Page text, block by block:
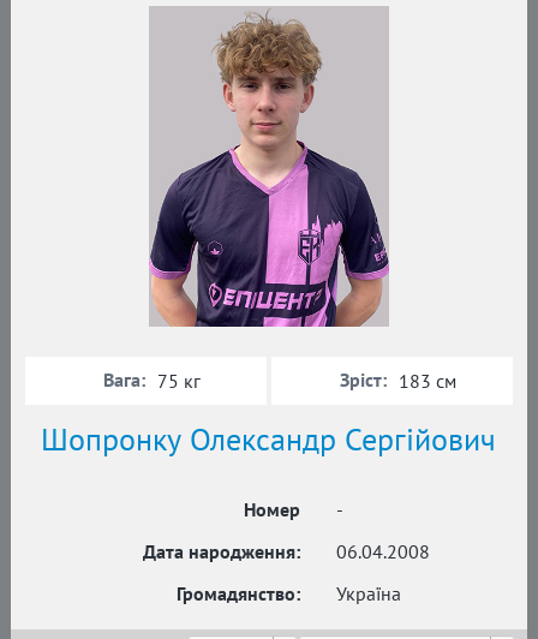
Шопронку Олександр Сергійович
Номер
-
Дата народження:
06.04.2008
Громадянство:
Україна
Вага: 75 кг Зріст: 183 см